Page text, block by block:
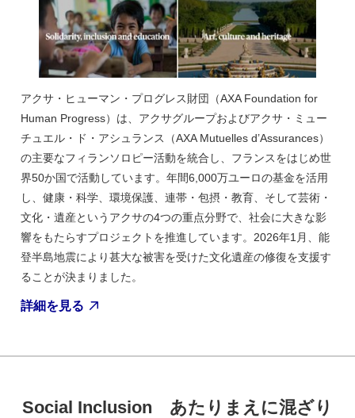
アクサ・ヒューマン・プログレス財団（AXA Foundation for
Human Progress）は、アクサグループおよびアクサ・ミュー
チュエル・ド・アシュランス（AXA Mutuelles d’Assurances）
の主要なフィランソロピー活動を統合し、フランスをはじめ世
界50か国で活動しています。年間6,000万ユーロの基金を活用
し、健康・科学、環境保護、連帯・包摂・教育、そして芸術・
文化・遺産というアクサの4つの重点分野で、社会に大きな影
響をもたらすプロジェクトを推進しています。2026年1月、能
登半島地震により甚大な被害を受けた文化遺産の修復を支援す
ることが決まりました。
詳細を見る
Social Inclusion あたりまえに混ざり